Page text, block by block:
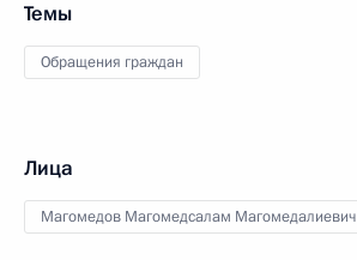
Темы
Обращения граждан
Лица
Магомедов Магомедсалам Магомедалиевич